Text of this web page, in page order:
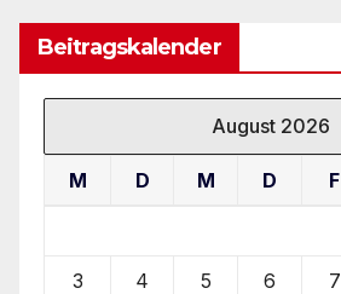
Beitragskalender
August 2026
M D M D F
3 4 5 6 7